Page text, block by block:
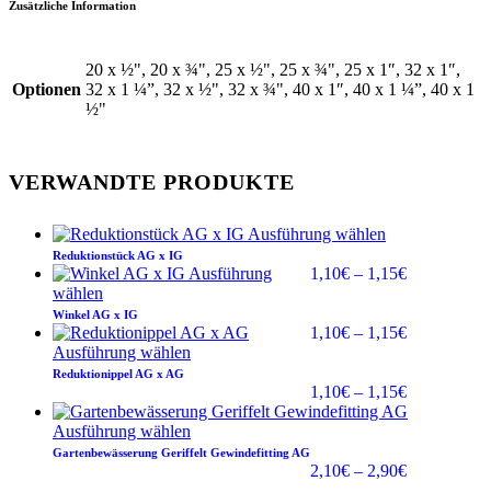
Zusätzliche Information
Optionen
20 x ½", 20 x ¾", 25 x ½", 25 x ¾", 25 x 1″, 32 x 1″,
32 x 1 ¼”, 32 x ½", 32 x ¾", 40 x 1″, 40 x 1 ¼”, 40 x 1
½"
VERWANDTE PRODUKTE
Ausführung wählen
Reduktionstück AG x IG
1,10€ – 1,15€
1,15€
Ausführung
wählen
Winkel AG x IG
1,10€ – 1,15€
1,15€
Ausführung wählen
Reduktionippel AG x AG
1,10€ – 1,15€
1,10€
Ausführung wählen
Gartenbewässerung Geriffelt Gewindefitting AG
2,10€ – 2,90€